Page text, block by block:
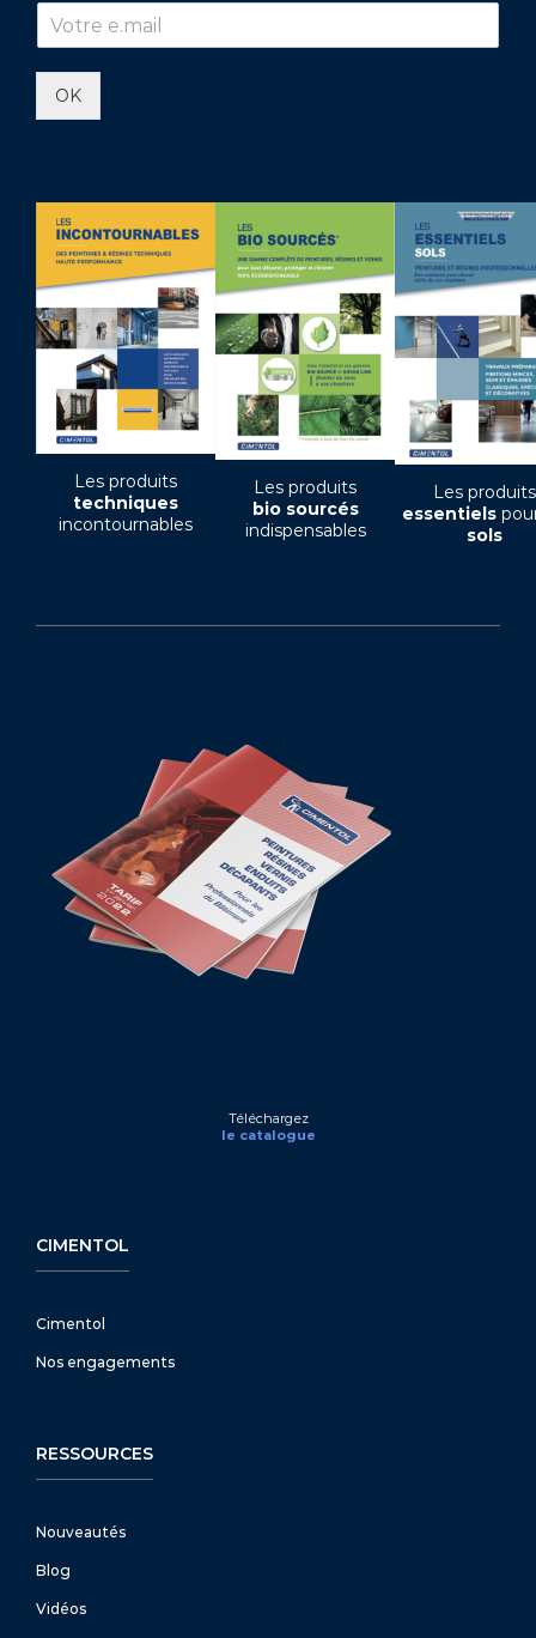
OK
Les produits
techniques
incontournables
Les produits
bio sourcés
indispensables
Les produits
essentiels
sols
Téléchargez
le catalogue
CIMENTOL
Cimentol
Nos engagements
RESSOURCES
Nouveautés
Blog
Vidéos